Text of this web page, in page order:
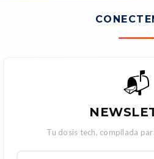
📬
Tu dosis tech, compilada